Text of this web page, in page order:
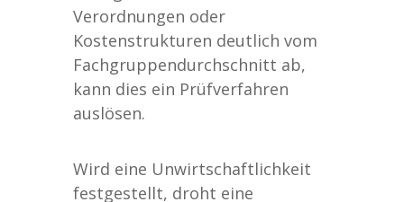
Verordnungen oder
Kostenstrukturen deutlich vom
Fachgruppendurchschnitt ab,
kann dies ein Prüfverfahren
auslösen.
Wird eine Unwirtschaftlichkeit
festgestellt, droht eine